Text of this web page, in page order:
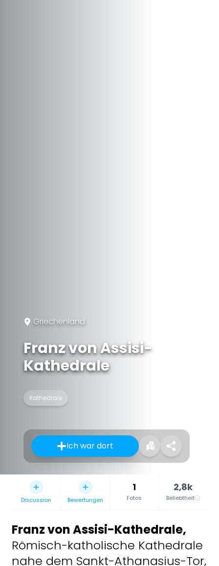
Griechenland
Franz von Assisi-
Kathedrale
Kathedrale
Ich war dort
Discussion Bewertungen
1
Fotos
2,8k
Beliebtheit
Franz von Assisi-Kathedrale,
Römisch-katholische Kathedrale
nahe dem Sankt-Athanasius-Tor,